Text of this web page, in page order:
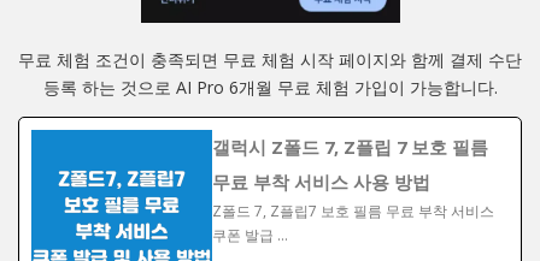
무료 체험 조건이 충족되면 무료 체험 시작 페이지와 함께 결제 수단
등록 하는 것으로 AI Pro 6개월 무료 체험 가입이 가능합니다.
갤럭시 Z폴드 7, Z플립 7 보호 필름
무료 부착 서비스 사용 방법
Z폴드 7, Z플립7 보호 필름 무료 부착 서비스
쿠폰 발급 …